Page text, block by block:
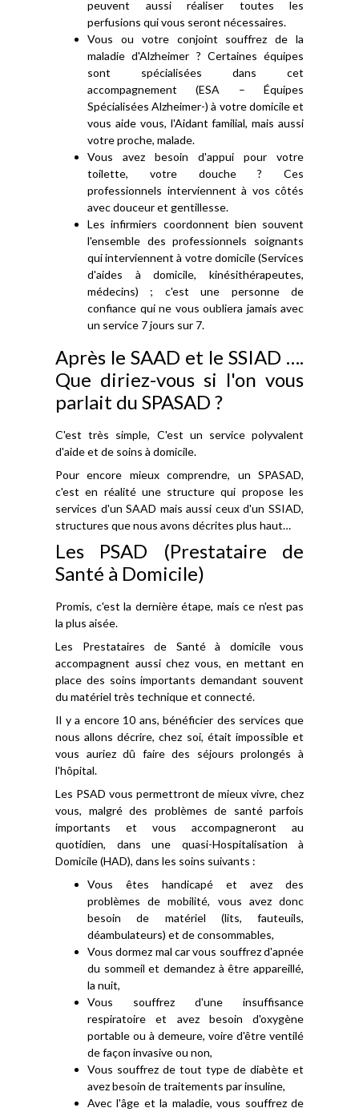
peuvent aussi réaliser toutes les
perfusions qui vous seront nécessaires.
Vous ou votre conjoint souffrez de la
maladie d'Alzheimer ? Certaines équipes
sont spécialisées dans cet
accompagnement (ESA – Équipes
Spécialisées Alzheimer-) à votre domicile et
vous aide vous, l'Aidant familial, mais aussi
votre proche, malade.
Vous avez besoin d'appui pour votre
toilette, votre douche ? Ces
professionnels interviennent à vos côtés
avec douceur et gentillesse.
Les infirmiers coordonnent bien souvent
l'ensemble des professionnels soignants
qui interviennent à votre domicile (Services
d'aides à domicile, kinésithérapeutes,
médecins) ; c'est une personne de
confiance qui ne vous oubliera jamais avec
un service 7 jours sur 7.
Après le SAAD et le SSIAD ….
Que diriez-vous si l'on vous
parlait du SPASAD ?
C'est très simple, C'est un service polyvalent
d'aide et de soins à domicile.
Pour encore mieux comprendre, un SPASAD,
c'est en réalité une structure qui propose les
services d'un SAAD mais aussi ceux d'un SSIAD,
structures que nous avons décrites plus haut…
Les PSAD (Prestataire de
Santé à Domicile)
Promis, c'est la dernière étape, mais ce n'est pas
la plus aisée.
Les Prestataires de Santé à domicile vous
accompagnent aussi chez vous, en mettant en
place des soins importants demandant souvent
du matériel très technique et connecté.
Il y a encore 10 ans, bénéficier des services que
nous allons décrire, chez soi, était impossible et
vous auriez dû faire des séjours prolongés à
l'hôpital.
Les PSAD vous permettront de mieux vivre, chez
vous, malgré des problèmes de santé parfois
importants et vous accompagneront au
quotidien, dans une quasi-Hospitalisation à
Domicile (HAD), dans les soins suivants :
Vous êtes handicapé et avez des
problèmes de mobilité, vous avez donc
besoin de matériel (lits, fauteuils,
déambulateurs) et de consommables,
Vous dormez mal car vous souffrez d'apnée
du sommeil et demandez à être appareillé,
la nuit,
Vous souffrez d'une insuffisance
respiratoire et avez besoin d'oxygène
portable ou à demeure, voire d'être ventilé
de façon invasive ou non,
Vous souffrez de tout type de diabète et
avez besoin de traitements par insuline,
Avec l'âge et la maladie, vous souffrez de